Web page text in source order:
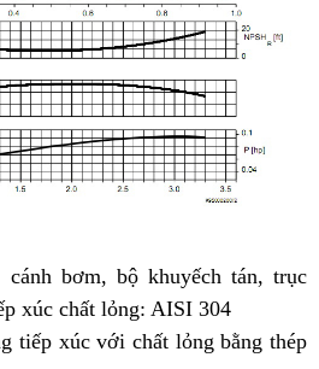
bơm, bộ khuyếch tán, trục
xúc chất lỏng: AISI 304
tiếp xúc với chất lỏng bằng thép